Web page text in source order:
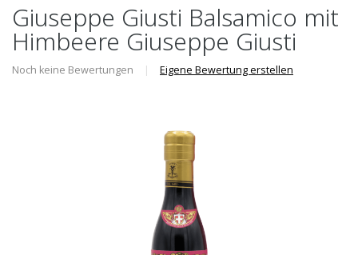
Giuseppe Giusti Balsamico mit
Himbeere Giuseppe Giusti
Noch keine Bewertungen | Eigene Bewertung erstellen